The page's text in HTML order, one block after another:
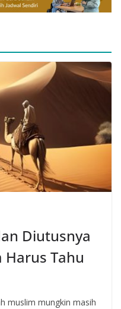
Diutusnya
Harus Tahu
muslim mungkin masih